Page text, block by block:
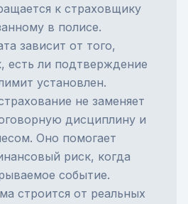
к страховщику
в полисе.
зависит от того,
есть ли подтверждение
установлен.
не заменяет
дисциплину и
Оно помогает
риск, когда
событие.
строится от реальных